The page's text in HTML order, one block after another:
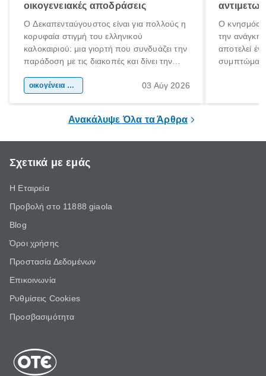
οικογενειακές αποδράσεις
Ο Δεκαπενταύγουστος είναι για πολλούς η
κορυφαία στιγμή του ελληνικού
καλοκαιριού: μια γιορτή που συνδυάζει την
παράδοση με τις διακοπές και δίνει την
χώρας. Είτε πρόκειται για λίγες μέρες
οικογένεια & παιδί 03 Αύγ 2026
Ο κνησμός
την ανάγκη
αποτελεί
Ανακάλυψε Όλα τα Άρθρα
Σχετικά με εμάς
Η Εταιρεία
Προβολή στο 11888 giaola
Blog
Όροι χρήσης
Προστασία Δεδομένων
Επικοινωνία
Ρυθμίσεις Cookies
Προσβασιμότητα